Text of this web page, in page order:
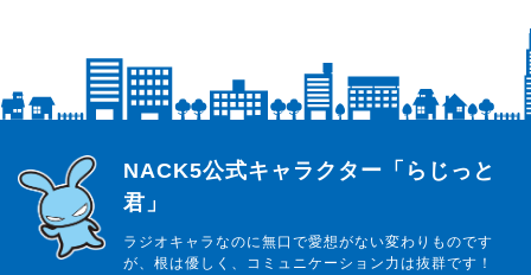
らじっと君
NACK5公式キャラクター「らじっと
君」
ラジオキャラなのに無口で愛想がない変わりものです
が、根は優しく、コミュニケーション力は抜群です！